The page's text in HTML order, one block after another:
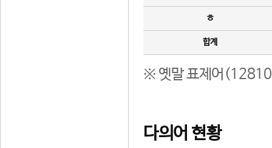
ㅎ
합계
※ 옛말 표제어(12810
다의어 현황